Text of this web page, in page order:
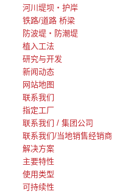
河川堤坝・护岸
铁路/道路 桥梁
防波堤・防潮堤
植入工法
研究与开发
新闻动态
网站地图
联系我们
指定工厂
联系我们 / 集团公司
联系我们/当地销售经销商
解决方案
主要特性
使用类型
可持续性